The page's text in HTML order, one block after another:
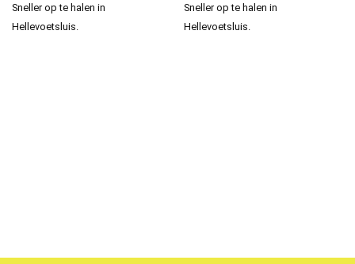
Sneller op te halen in
Hellevoetsluis.
Sneller op te halen in
Hellevoetsluis.